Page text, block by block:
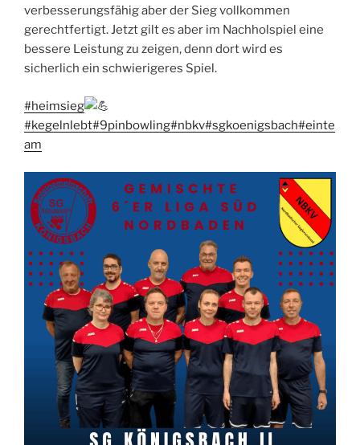
verbesserungsfähig aber der Sieg vollkommen
gerechtfertigt. Jetzt gilt es aber im Nachholspiel eine
bessere Leistung zu zeigen, denn dort wird es
sicherlich ein schwierigeres Spiel.
#heimsieg
#kegelnlebt#9pinbowling#nbkv#sgkoenigsbach#einte
am